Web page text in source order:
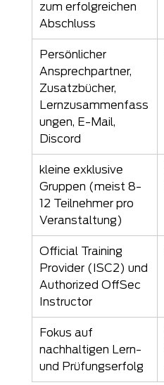
zum erfolgreichen
Abschluss
Persönlicher
Ansprechpartner,
Zusatzbücher,
Lernzusammenfass
ungen, E-Mail,
Discord
kleine exklusive
Gruppen (meist 8-
12 Teilnehmer pro
Veranstaltung)
Official Training
Provider (ISC2) und
Authorized OffSec
Instructor
Fokus auf
nachhaltigen Lern-
und Prüfungserfolg